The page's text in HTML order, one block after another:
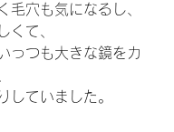
毛穴も気になるし、
くて、
っつも大きな鏡をカ
していました。